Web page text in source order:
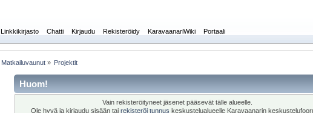
Linkkikirjasto Chatti Kirjaudu Rekisteröidy KaravaanariWiki Portaali
Matkailuvaunut » Projektit
Huom!
Vain rekisteröityneet jäsenet pääsevät tälle alueelle.
Ole hyvä ja kirjaudu sisään tai rekisteröi tunnus keskustelualueelle Karavaanarin